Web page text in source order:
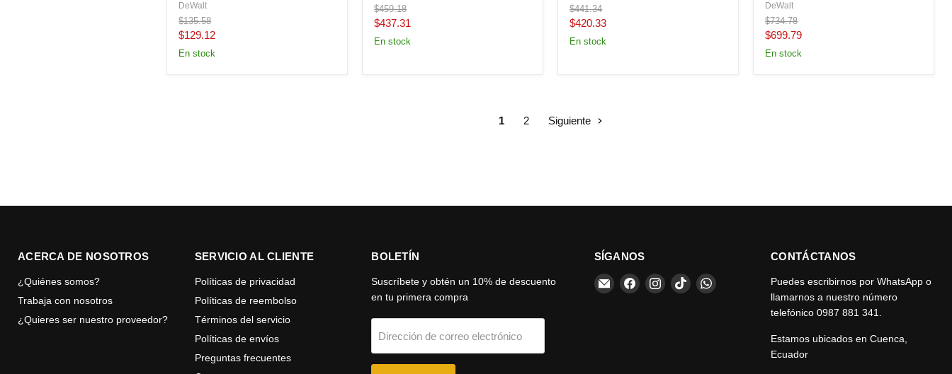
DeWalt
Precio
original
$135.58
Precio
actual
$129.12
En stock
Precio
original
$459.18
Precio
actual
$437.31
En stock
Precio
original
$441.34
Precio
actual
$420.33
En stock
DeWalt
Precio
original
$734.78
Precio
actual
$699.79
En stock
1 2 Siguiente
ACERCA DE NOSOTROS
¿Quiénes somos?
Trabaja con nosotros
¿Quieres ser nuestro proveedor?
SERVICIO AL CLIENTE
Políticas de privacidad
Políticas de reembolso
Términos del servicio
Políticas de envíos
Preguntas frecuentes
BOLETÍN
Suscríbete y obtén un 10% de descuento
en tu primera compra
Dirección de correo electrónico
SÍGANOS
Encuéntrenos
Encuéntrenos
Encuéntrenos
Encuéntrenos
Encuéntrenos
CONTÁCTANOS
Puedes escribirnos por WhatsApp o
llamarnos a nuestro número
telefónico 0987 881 341.
Estamos ubicados en Cuenca,
Ecuador